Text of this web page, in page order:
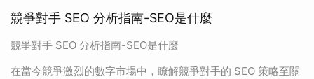
競爭對手 SEO 分析指南-SEO是什麼
競爭對手 SEO 分析指南-SEO是什麼
在當今競爭激烈的數字市場中，瞭解競爭對手的 SEO 策略至關